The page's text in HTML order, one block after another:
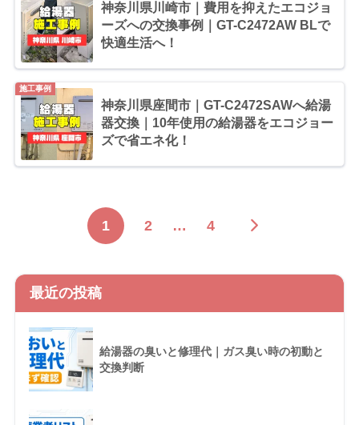
神奈川県川崎市｜費用を抑えたエコジョ
ーズへの交換事例｜GT-C2472AW BLで
快適生活へ！
神奈川県座間市｜GT-C2472SAWへ給湯
器交換｜10年使用の給湯器をエコジョー
ズで省エネ化！
施工事例
1 2 … 4
最近の投稿
給湯器の臭いと修理代｜ガス臭い時の初動と
交換判断